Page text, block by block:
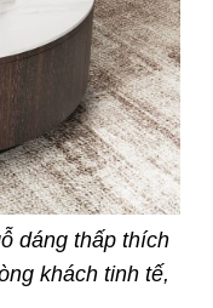
dáng thấp thích
khách tinh tế,